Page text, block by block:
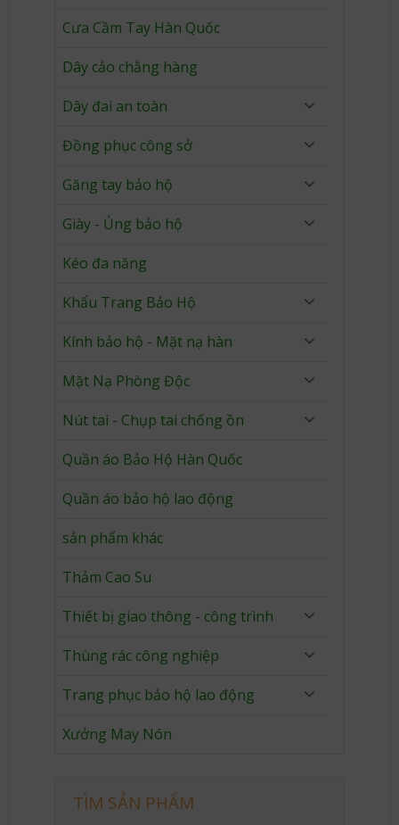
Cưa Cầm Tay Hàn Quốc
Dây cảo chằng hàng
Dây đai an toàn
Đồng phục công sở
Găng tay bảo hộ
Giày - Ủng bảo hộ
Kéo đa năng
Khẩu Trang Bảo Hộ
Kính bảo hộ - Mặt nạ hàn
Mặt Nạ Phòng Độc
Nút tai - Chụp tai chống ồn
Quần áo Bảo Hộ Hàn Quốc
Quần áo bảo hộ lao động
sản phẩm khác
Thảm Cao Su
Thiết bị giao thông - công trình
Thùng rác công nghiệp
Trang phục bảo hộ lao động
Xưởng May Nón
TÌM SẢN PHẨM